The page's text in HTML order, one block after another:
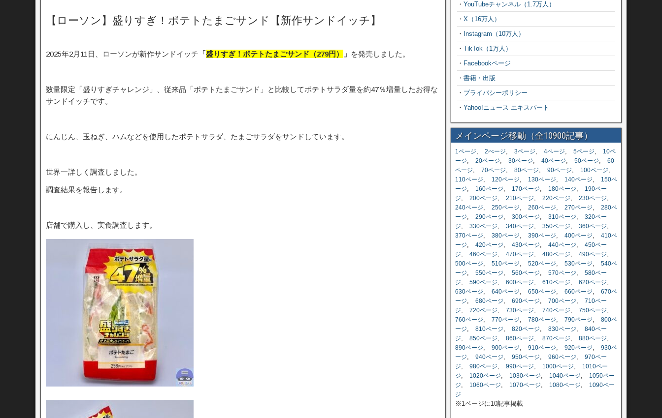
【ローソン】盛りすぎ！ポテトたまごサンド【新作サンドイッチ】
2025年2月11日、ローソンが新作サンドイッチ 「盛りすぎ！ポテトたまごサンド（279円） 」 を発売しました。
数量限定「盛りすぎチャレンジ」、従来品「ポテトたまごサンド」と比較してポテトサラダ量を約47％増量したお得な
サンドイッチです。
にんじん、玉ねぎ、ハムなどを使用したポテトサラダ、たまごサラダをサンドしています。
世界一詳しく調査しました。
調査結果を報告します。
店舗で購入し、実食調査します。
・ YouTubeチャンネル（1.7万人）
・ X（16万人）
・ Instagram（10万人）
・ TikTok（1万人）
・ Facebookページ
・ 書籍・出版
・ プライバシーポリシー
・ Yahoo!ニュース エキスパート
メインページ移動（全10900記事）
1ページ, 2ぺージ, 3ページ, 4ページ, 5ページ,
10ペ
ージ, 20ページ, 30ページ, 40ページ, 50ページ, 60
ページ, 70ページ, 80ページ, 90ページ, 100ページ,
110ページ, 120ページ, 130ページ, 140ページ,
150ペ
ージ, 160ページ, 170ページ, 180ページ,
190ペー
ジ, 200ページ, 210ページ, 220ページ, 230ページ,
240ページ, 250ページ, 260ページ, 270ページ, 280ペ
ージ, 290ページ, 300ページ, 310ページ, 320ペー
ジ, 330ページ, 340ページ, 350ページ, 360ページ,
370ページ, 380ページ, 390ページ, 400ページ, 410ペ
ージ, 420ページ, 430ページ, 440ページ, 450ペー
ジ, 460ページ, 470ページ, 480ページ, 490ページ,
500ページ, 510ページ, 520ページ, 530ページ, 540ペ
ージ, 550ページ, 560ページ, 570ページ, 580ペー
ジ, 590ページ, 600ページ, 610ページ, 620ページ,
630ページ, 640ページ, 650ページ, 660ページ, 670ペ
ージ, 680ページ, 690ページ, 700ページ, 710ペー
ジ, 720ページ, 730ページ, 740ページ, 750ページ,
760ページ, 770ページ, 780ページ, 790ページ, 800ペ
ージ, 810ページ, 820ページ, 830ページ, 840ペー
ジ, 850ページ, 860ページ, 870ページ, 880ページ,
890ページ, 900ページ, 910ページ, 920ページ, 930ペ
ージ, 940ページ, 950ページ, 960ページ, 970ペー
ジ, 980ページ, 990ページ, 1000ページ,
1010ペー
ジ, 1020ページ, 1030ページ, 1040ページ,
1050ペー
ジ, 1060ページ, 1070ページ, 1080ページ,
1090ペー
ジ
※1ページに10記事掲載